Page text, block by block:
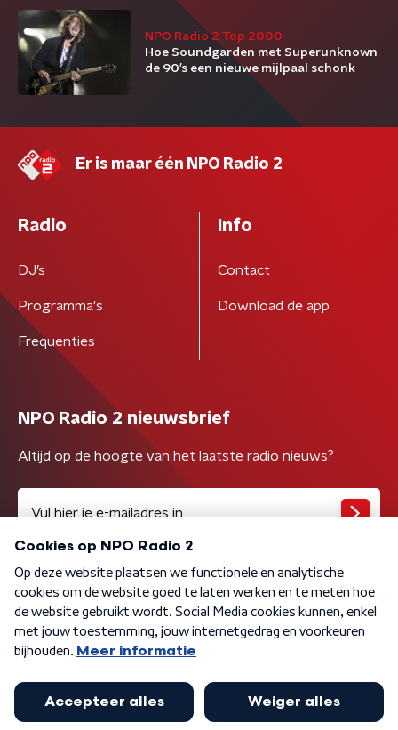
NPO Radio 2 Top 2000
Hoe Soundgarden met Superunknown
de 90’s een nieuwe mijlpaal schonk
Er is maar één NPO Radio 2
Radio
DJ’s
Programma's
Frequenties
Info
Contact
Download de app
NPO Radio 2 nieuwsbrief
Altijd op de hoogte van het laatste radio nieuws?
Algemene voorwaarden